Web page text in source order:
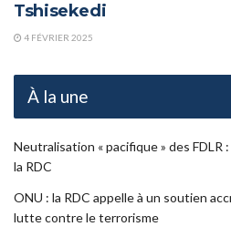
Tshisekedi
4 FÉVRIER 2025
À la une
Neutralisation « pacifique » des FDLR
la RDC
ONU : la RDC appelle à un soutien
lutte contre le terrorisme